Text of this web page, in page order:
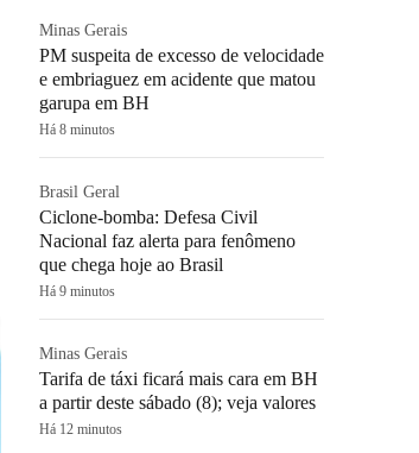
Minas Gerais
PM suspeita de excesso de velocidade
e embriaguez em acidente que matou
garupa em BH
Há 8 minutos
Brasil Geral
Ciclone-bomba: Defesa Civil
Nacional faz alerta para fenômeno
que chega hoje ao Brasil
Há 9 minutos
Minas Gerais
Tarifa de táxi ficará mais cara em BH
a partir deste sábado (8); veja valores
Há 12 minutos